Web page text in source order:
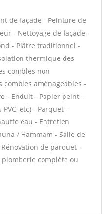
de façade - Peinture de
- Nettoyage de façade -
- Plâtre traditionnel -
thermique des
combles non
combles aménageables -
- Enduit - Papier peint -
etc) - Parquet -
eau - Entretien
/ Hammam - Salle de
de parquet -
plomberie complète ou